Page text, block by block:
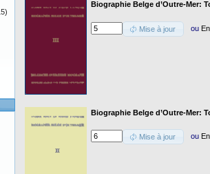
Biographie Belge d’Outre-Mer:
Mise à jour ou
Biographie Belge d’Outre-Mer:
Mise à jour ou